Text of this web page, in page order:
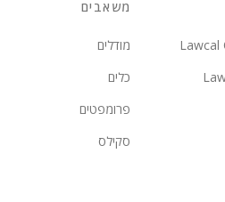
Lawcal
משאבים
מודלים
כלים
פרומפטים
סקילס